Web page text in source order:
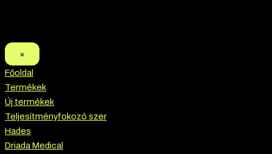
×
Főoldal
Termékek
Új termékek
Teljesítményfokozó szer
Hades
Driada Medical